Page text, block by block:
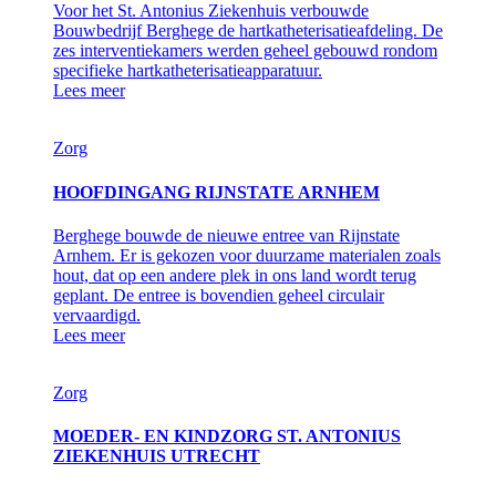
Voor het St. Antonius Ziekenhuis verbouwde
Bouwbedrijf Berghege de hartkatheterisatieafdeling. De
zes interventiekamers werden geheel gebouwd rondom
specifieke hartkatheterisatieapparatuur.
Lees meer
Zorg
HOOFDINGANG RIJNSTATE ARNHEM
Berghege bouwde de nieuwe entree van Rijnstate
Arnhem. Er is gekozen voor duurzame materialen zoals
hout, dat op een andere plek in ons land wordt terug
geplant. De entree is bovendien geheel circulair
vervaardigd.
Lees meer
Zorg
MOEDER- EN KINDZORG ST. ANTONIUS
ZIEKENHUIS UTRECHT